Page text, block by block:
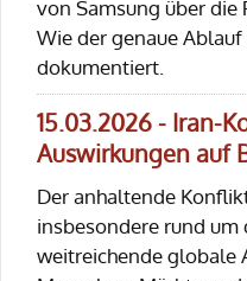
von Samsung über
Wie der genaue
dokumentiert.
15.03.2026 - Iran-
Auswirkungen auf
Der anhaltende
insbesondere rund um
weitreichende globale